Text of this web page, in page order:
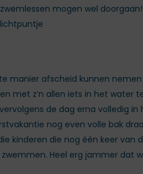
mogen wel
manier afscheid kunnen
met z’n allen iets in het
de dag erna volledig
nog even volle bak
kinderen die nog één keer van
Heel erg jammer dat